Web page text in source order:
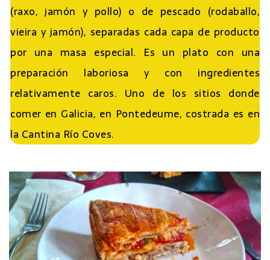
(raxo, jamón y pollo) o de pescado (rodaballo,
vieira y jamón), separadas cada capa de producto
por una masa especial. Es un plato con una
preparación laboriosa y con ingredientes
relativamente caros. Uno de los sitios donde
comer en Galicia, en Pontedeume, costrada es en
la Cantina Río Coves.